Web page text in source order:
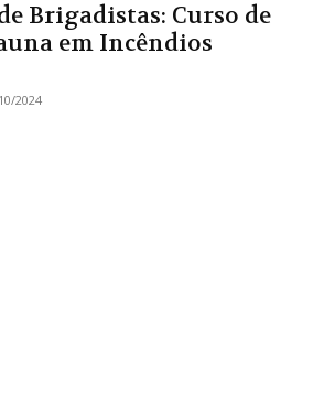
Brigadistas: Curso de
em Incêndios
2024